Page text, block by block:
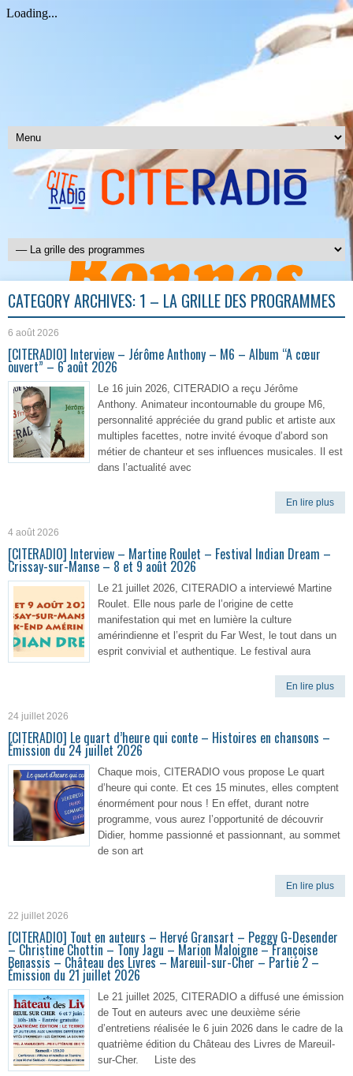
CATEGORY ARCHIVES: 1 – LA GRILLE DES PROGRAMMES
6 août 2026
[CITERADIO] Interview – Jérôme Anthony – M6 – Album “A cœur
ouvert” – 6 août 2026
Le 16 juin 2026, CITERADIO a reçu Jérôme
Anthony. Animateur incontournable du groupe M6,
personnalité appréciée du grand public et artiste aux
multiples facettes, notre invité évoque d’abord son
métier de chanteur et ses influences musicales. Il est
dans l’actualité avec
En lire plus
4 août 2026
[CITERADIO] Interview – Martine Roulet – Festival Indian Dream –
Crissay-sur-Manse – 8 et 9 août 2026
Le 21 juillet 2026, CITERADIO a interviewé Martine
Roulet. Elle nous parle de l’origine de cette
manifestation qui met en lumière la culture
amérindienne et l’esprit du Far West, le tout dans un
esprit convivial et authentique. Le festival aura
En lire plus
24 juillet 2026
[CITERADIO] Le quart d’heure qui conte – Histoires en chansons –
Émission du 24 juillet 2026
Chaque mois, CITERADIO vous propose Le quart
d’heure qui conte. Et ces 15 minutes, elles comptent
énormément pour nous ! En effet, durant notre
programme, vous aurez l’opportunité de découvrir
Didier, homme passionné et passionnant, au sommet
de son art
En lire plus
22 juillet 2026
[CITERADIO] Tout en auteurs – Hervé Gransart – Peggy G-Desender
– Christine Chottin – Tony Jagu – Marion Maloigne – Françoise
Benassis – Château des Livres – Mareuil-sur-Cher – Partie 2 –
Émission du 21 juillet 2026
Le 21 juillet 2025, CITERADIO a diffusé une émission
de Tout en auteurs avec une deuxième série
d’entretiens réalisée le 6 juin 2026 dans le cadre de la
quatrième édition du Château des Livres de Mareuil-
sur-Cher. Liste des